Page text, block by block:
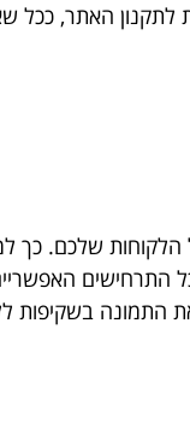
האתר, ככל
הלקוחות שלכם. כך
התרחישים
התמונה בשקיפות